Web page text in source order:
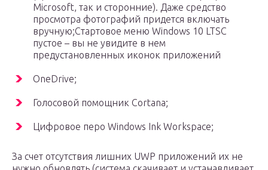
Microsoft, так и сторонние). Даже средство
просмотра фотографий придется включать
вручную;Стартовое меню Windows 10 LTSC
пустое – вы не увидите в нем
предустановленных иконок приложений
OneDrive;
Голосовой помощник Cortana;
Цифровое перо Windows Ink Workspace;
За счет отсутствия лишних UWP приложений их не